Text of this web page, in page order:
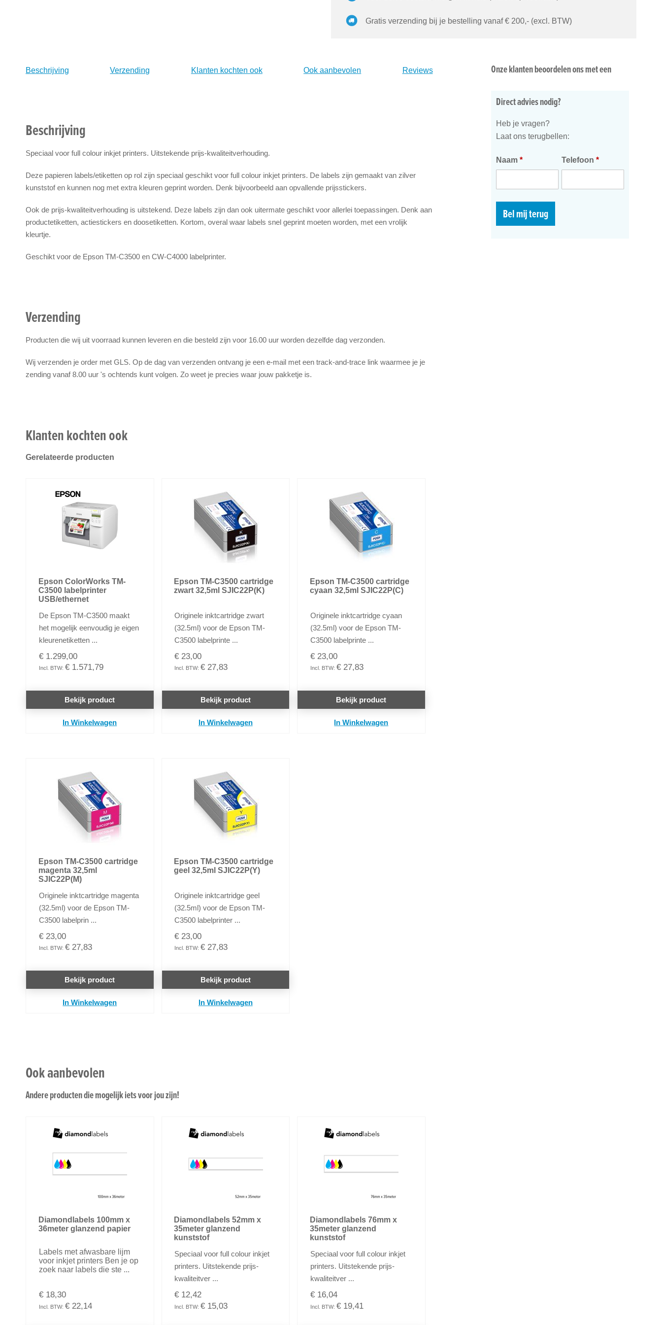
Gratis verzending bij je bestelling vanaf € 200,- (excl. BTW)
gallerij
Beschrijving Verzending Klanten kochten ook Ook aanbevolen Reviews
Beschrijving
Speciaal voor full colour inkjet printers. Uitstekende prijs-kwaliteitverhouding.
Deze papieren labels/etiketten op rol zijn speciaal geschikt voor full colour inkjet printers. De labels zijn gemaakt van zilver
kunststof en kunnen nog met extra kleuren geprint worden. Denk bijvoorbeeld aan opvallende prijsstickers.
Ook de prijs-kwaliteitverhouding is uitstekend. Deze labels zijn dan ook uitermate geschikt voor allerlei toepassingen. Denk aan
productetiketten, actiestickers en doosetiketten. Kortom, overal waar labels snel geprint moeten worden, met een vrolijk
kleurtje.
Geschikt voor de Epson TM-C3500 en CW-C4000 labelprinter.
Verzending
Producten die wij uit voorraad kunnen leveren en die besteld zijn voor 16.00 uur worden dezelfde dag verzonden.
Wij verzenden je order met GLS. Op de dag van verzenden ontvang je een e-mail met een track-and-trace link waarmee je je
zending vanaf 8.00 uur 's ochtends kunt volgen. Zo weet je precies waar jouw pakketje is.
Klanten kochten ook
Gerelateerde producten
Epson ColorWorks TM-
C3500 labelprinter
USB/ethernet
De Epson TM-C3500 maakt
het mogelijk eenvoudig je eigen
kleurenetiketten ...
€ 1.299,00
€ 1.571,79
Bekijk product
In Winkelwagen
Epson TM-C3500 cartridge
zwart 32,5ml SJIC22P(K)
Originele inktcartridge zwart
(32.5ml) voor de Epson TM-
C3500 labelprinte ...
€ 23,00
€ 27,83
Bekijk product
In Winkelwagen
Epson TM-C3500 cartridge
cyaan 32,5ml SJIC22P(C)
Originele inktcartridge cyaan
(32.5ml) voor de Epson TM-
C3500 labelprinte ...
€ 23,00
€ 27,83
Bekijk product
In Winkelwagen
Epson TM-C3500 cartridge
magenta 32,5ml
SJIC22P(M)
Originele inktcartridge magenta
(32.5ml) voor de Epson TM-
C3500 labelprin ...
€ 23,00
€ 27,83
Bekijk product
In Winkelwagen
Epson TM-C3500 cartridge
geel 32,5ml SJIC22P(Y)
Originele inktcartridge geel
(32.5ml) voor de Epson TM-
C3500 labelprinter ...
€ 23,00
€ 27,83
Bekijk product
In Winkelwagen
Ook aanbevolen
Andere producten die mogelijk iets voor jou zijn!
Diamondlabels 100mm x
36meter glanzend papier
Labels met afwasbare lijm
voor inkjet printers Ben je op
zoek naar labels die ste ...
€ 18,30
€ 22,14
Diamondlabels 52mm x
35meter glanzend
kunststof
Speciaal voor full colour inkjet
printers. Uitstekende prijs-
kwaliteitver ...
€ 12,42
€ 15,03
Diamondlabels 76mm x
35meter glanzend
kunststof
Speciaal voor full colour inkjet
printers. Uitstekende prijs-
kwaliteitver ...
€ 16,04
€ 19,41
Onze klanten beoordelen ons met een
Direct advies nodig?
Heb je vragen?
Laat ons terugbellen:
Naam * Telefoon *
Bel mij terug